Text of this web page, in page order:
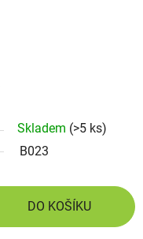
Skladem (>5 ks)
B023
DO KOŠÍKU